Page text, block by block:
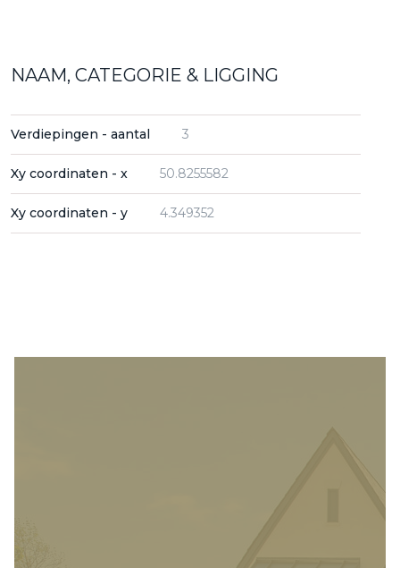
NAAM, CATEGORIE & LIGGING
Verdiepingen - aantal 3
Xy coordinaten - x 50.8255582
Xy coordinaten - y 4.349352